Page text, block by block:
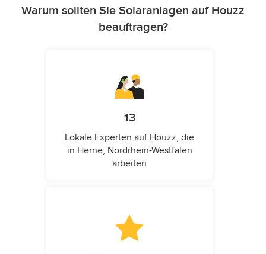
Warum sollten Sie Solaranlagen auf Houzz
beauftragen?
13
Lokale Experten auf Houzz, die
in Herne, Nordrhein-Westfalen
arbeiten